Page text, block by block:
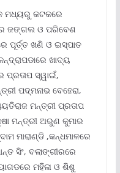
ମଧ୍ୟରୁ କଟକରେ
ଜଙ୍ଗଲ ଓ ପରିବେଶ
ପୂର୍ତ୍ତ ଖଣି ଓ ଇସ୍ପାତ
ଖାଦ୍ୟ
ପ୍ରତାପ ସ୍ୱାଇଁ,
ପଦ୍ମନାଭ ବେହେରା,
ମନ୍ତ୍ରୀ ପ୍ରତାପ
ମନ୍ତ୍ରୀ ଅରୁଣ କୁମାର
ମାରାଣ୍ଡି ,କନ୍ଧମାଳରେ
ସିଂ, ବଲାଙ୍ଗୀରରେ
ମହିଳା ଓ ଶିଶୁ